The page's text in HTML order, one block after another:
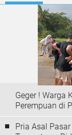
Geger ! Warga
Perempuan di
Pria Asal